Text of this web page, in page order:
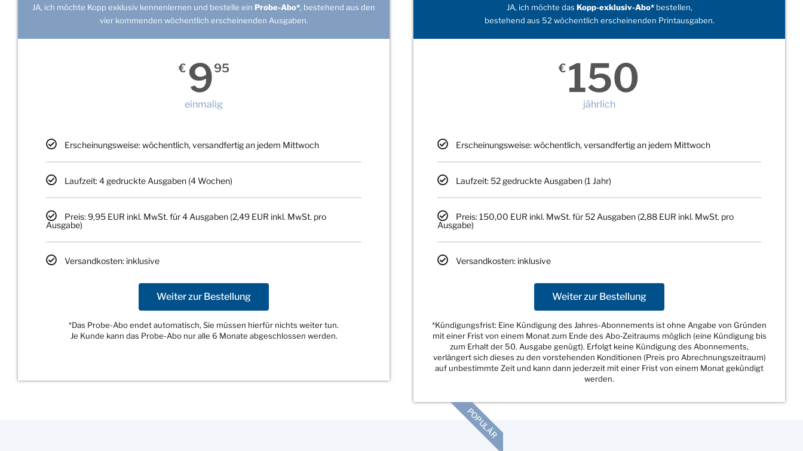
JA, ich möchte Kopp exklusiv kennenlernen und bestelle ein Probe-Abo*, bestehend aus den
vier kommenden wöchentlich erscheinenden Ausgaben.
€ 995
einmalig
Erscheinungsweise: wöchentlich, versandfertig an jedem Mittwoch
Laufzeit: 4 gedruckte Ausgaben (4 Wochen)
Preis: 9,95 EUR inkl. MwSt. für 4 Ausgaben (2,49 EUR inkl. MwSt. pro
Ausgabe)
Versandkosten: inklusive
Weiter zur Bestellung
*Das Probe-Abo endet automatisch, Sie müssen hierfür nichts weiter tun.
Je Kunde kann das Probe-Abo nur alle 6 Monate abgeschlossen werden.
JA, ich möchte das Kopp-exklusiv-Abo*bestellen,
bestehend aus 52 wöchentlich erscheinenden Printausgaben.
€ 150
jährlich
Erscheinungsweise: wöchentlich, versandfertig an jedem Mittwoch
Laufzeit: 52 gedruckte Ausgaben (1 Jahr)
Preis: 150,00 EUR inkl. MwSt. für 52 Ausgaben (2,88 EUR inkl. MwSt. pro
Ausgabe)
Versandkosten: inklusive
Weiter zur Bestellung
*Kündigungsfrist: Eine Kündigung des Jahres-Abonnements ist ohne Angabe von Gründen
mit einer Frist von einem Monat zum Ende des Abo-Zeitraums möglich (eine Kündigung bis
zum Erhalt der 50. Ausgabe genügt). Erfolgt keine Kündigung des Abonnements,
verlängert sich dieses zu den vorstehenden Konditionen (Preis pro Abrechnungszeitraum)
auf unbestimmte Zeit und kann dann jederzeit mit einer Frist von einem Monat gekündigt
werden.
POPULÄR